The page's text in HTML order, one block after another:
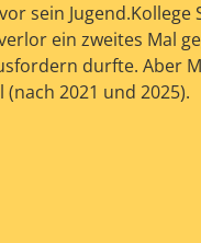
sein Jugend.Kollege
ein zweites Mal
durfte. Aber
2021 und 2025).